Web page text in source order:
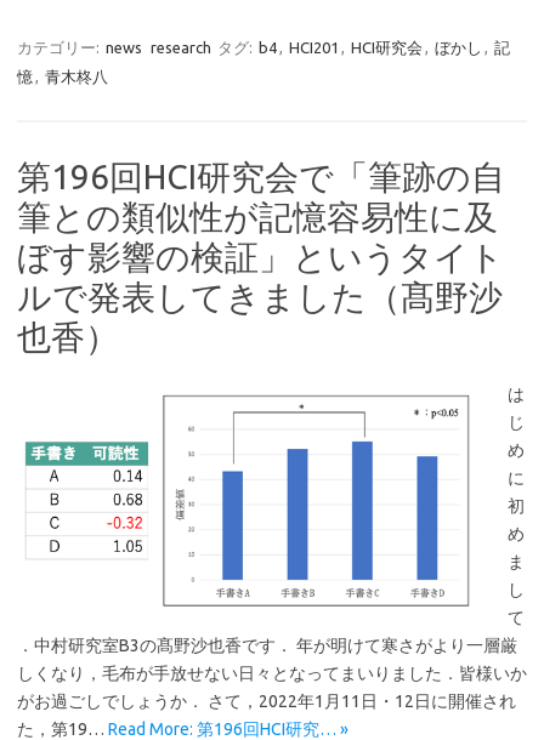
カテゴリー: news research タグ: b4, HCI201 , HCI研究会 , ぼかし , 記
憶, 青木柊八
第196回HCI研究会で「筆跡の自
筆との類似性が記憶容易性に及
ぼす影響の検証」というタイト
ルで発表してきました（髙野沙
也香）
は
じ
め
に
初
め
ま
し
て
．中村研究室B3の髙野沙也香です． 年が明けて寒さがより一層厳
しくなり，毛布が手放せない日々となってまいりました．皆様いか
がお過ごしでしょうか． さて，2022年1月11日・12日に開催され
た，第19… Read More: 第196回HCI研究… »